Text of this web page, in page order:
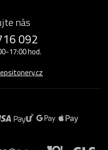
nás
092
17:00 hod.